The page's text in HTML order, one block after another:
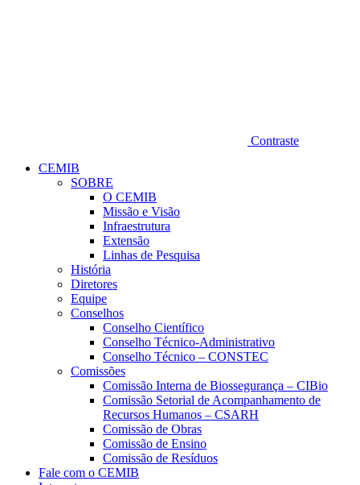
Contraste
CEMIB
SOBRE
O CEMIB
Missão e Visão
Infraestrutura
Extensão
Linhas de Pesquisa
História
Diretores
Equipe
Conselhos
Conselho Científico
Conselho Técnico-Administrativo
Conselho Técnico – CONSTEC
Comissões
Comissão Interna de Biossegurança – CIBio
Comissão Setorial de Acompanhamento de
Recursos Humanos – CSARH
Comissão de Obras
Comissão de Ensino
Comissão de Resíduos
Fale com o CEMIB